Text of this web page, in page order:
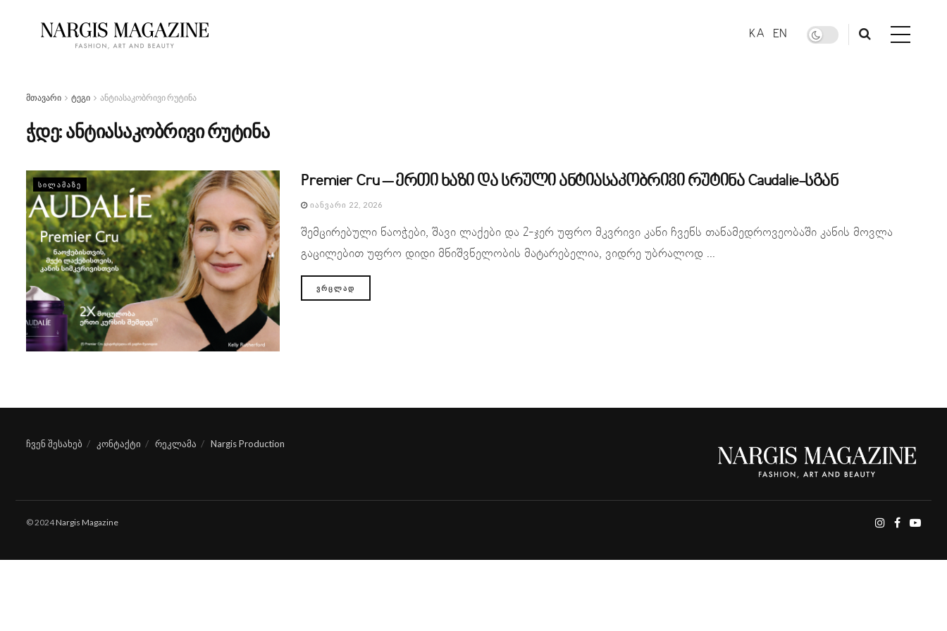
KA EN
მთავარი ტეგი ანტიასაკობრივი რუტინა
ჭდე:ანტიასაკობრივი რუტინა
ᲡᲘᲚᲐᲛᲐᲖᲔ Premier Cru – ერთი ხაზი და სრული ანტიასაკობრივი რუტინა Caudalie-სგან
ᲘᲐᲜᲕᲐᲠᲘ 22, 2026
შემცირებული ნაოჭები, შავი ლაქები და 2-ჯერ უფრო მკვრივი კანი ჩვენს თანამედროვეობაში კანის მოვლა
გაცილებით უფრო დიდი მნიშვნელობის მატარებელია, ვიდრე უბრალოდ ...
ᲕᲠᲪᲚᲐᲓ
ჩვენ შესახებ კონტაქტი რეკლამა Nargis Production
© 2024Nargis Magazine